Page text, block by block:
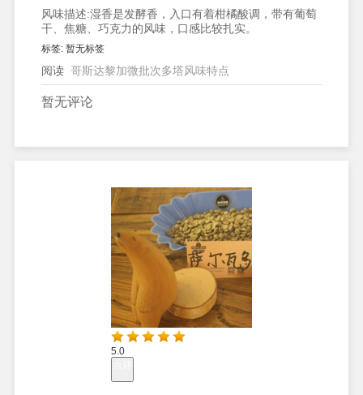
风味描述:湿香是发酵香，入口有着柑橘酸调，带有葡萄
干、焦糖、巧克力的风味，口感比较扎实。
标签: 暂无标签
阅读 哥斯达黎加微批次多塔风味特点
暂无评论
5.0